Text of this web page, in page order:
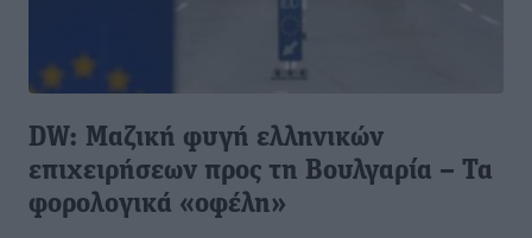
DW: Μαζική φυγή ελληνικών
επιχειρήσεων προς τη Βουλγαρία – Τα
φορολογικά «οφέλη»